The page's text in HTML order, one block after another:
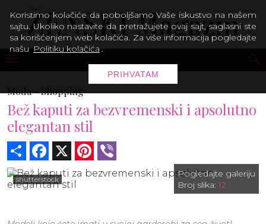
Moda -Shopping
Bež kaputi za bezvremenski i apsolutno
elegantan stil
Share Facebook Pinterest
shutterstock
Pogledajte galeriju
Broj slika:12
Koristimo kolačiće da poboljšamo Vaše iskustvo na našem
sajtu. Ukoliko nastavite da pretražujete ovaj sajt, saglasni ste
sa korišćenjem web kolačića. Za više informacija pogledajte
našu Politiku kolačića .
PRIHVATAM